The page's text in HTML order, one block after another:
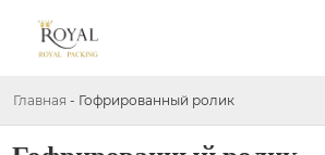
Главная - Гофрированный ролик